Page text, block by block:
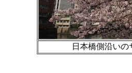
日本橋側沿いの